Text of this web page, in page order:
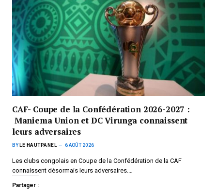
CAF- Coupe de la Confédération 2026-2027 :
Maniema Union et DC Virunga connaissent
leurs adversaires
BY LE HAUTPANEL 6 AOÛT 2026
Les clubs congolais en Coupe de la Confédération de la CAF
connaissent désormais leurs adversaires.…
Partager :